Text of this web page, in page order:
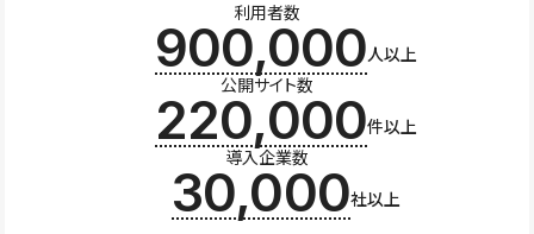
利用者数
900,000人以上
公開サイト数
220,000件以上
導入企業数
30,000社以上